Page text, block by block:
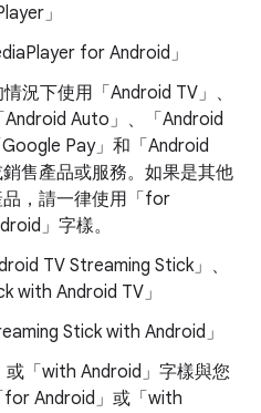
」
for Android」
況下使用「Android TV」、
Android Auto」、「Android
Pay」和「Android
售產品或服務。如果是其他
，請一律使用「for
」字樣。
TV Streaming Stick」、
with Android TV」
Stick with Android」
「with Android」字樣與您
for Android」或「with